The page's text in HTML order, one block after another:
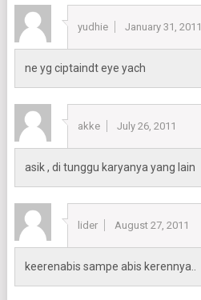
yudhie January 31, 2011
ne yg ciptaindt eye yach
akke July 26, 2011
asik , di tunggu karyanya yang lain
lider August 27, 2011
keerenabis sampe abis kerennya..